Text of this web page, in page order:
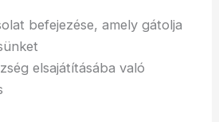
befejezése, amely gátolja
elsajátításába való